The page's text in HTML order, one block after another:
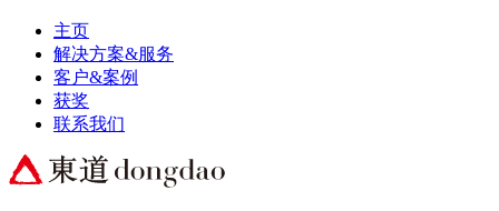
主页
解决方案&服务
客户&案例
获奖
联系我们